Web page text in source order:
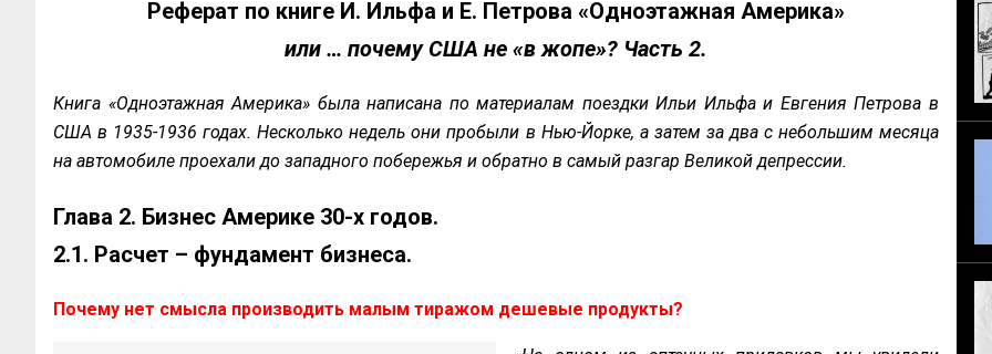
Реферат по книге И. Ильфа и Е. Петрова «Одноэтажная Америка»
или … почему США не «в жопе»? Часть 2.
Книга «Одноэтажная Америка» была написана по материалам поездки Ильи Ильфа и Евгения Петрова в
США в 1935-1936 годах. Несколько недель они пробыли в Нью-Йорке, а затем за два с небольшим месяца
на автомобиле проехали до западного побережья и обратно в самый разгар Великой депрессии.
Глава 2. Бизнес Америке 30-х годов.
2.1. Расчет – фундамент бизнеса.
Почему нет смысла производить малым тиражом дешевые продукты?